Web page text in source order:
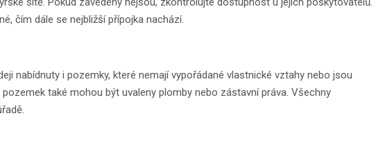
čím dále se nejbližší přípojka nachází.
nabídnuty i pozemky, které nemají vypořádané vlastnické vztahy nebo jsou
také mohou být uvaleny plomby nebo zástavní práva. Všechny